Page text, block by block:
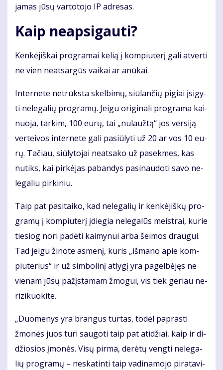
ja­mas jū­sų var­to­to­jo IP ad­re­sas.
Kaip ne­ap­si­gau­ti?
Ken­kė­jiš­kai pro­gra­mai ke­lią į kom­piu­te­rį ga­li at­ver­ti
ne vien ne­at­sar­gūs vai­kai ar anū­kai.
In­ter­ne­te ne­trūks­ta skel­bi­mų, siū­lan­čių pi­giai įsi­gy­
ti ne­le­ga­lių pro­gra­mų. Jei­gu ori­gi­na­li pro­gra­ma kai­
nuo­ja, tar­kim, 100 eu­rų, tai „nu­lauž­tą“ jos ver­si­ją
ver­tei­vos in­ter­ne­te ga­li pa­siū­ly­ti už 20 ar vos 10 eu­
rų. Ta­čiau, siū­ly­to­jai ne­at­sa­ko už pa­sek­mes, kas
nu­tiks, kai pir­kė­jas pa­ban­dys pa­si­nau­do­ti sa­vo ne­
le­ga­liu pir­ki­niu.
Taip pat pa­si­tai­ko, kad ne­le­ga­lių ir ken­kė­jiš­kų pro­
gra­mų į kom­piu­te­rį įdie­gia ne­le­ga­lūs meist­rai, ku­rie
tie­siog no­ri pa­dė­ti kai­my­nui ar­ba šei­mos drau­gui.
Tad jei­gu ži­no­te as­me­nį, ku­ris „iš­ma­no apie kom­
piu­te­rius“ ir už sim­bo­li­nį at­ly­gį yra pa­gel­bė­jęs ne
vie­nam jū­sų pa­žįs­ta­mam žmo­gui, vis tiek ge­riau ne­
ri­zi­kuo­ki­te.
„Duo­me­nys yra bran­gus tur­tas, to­dėl pa­pras­ti
žmo­nės juos tu­ri sau­go­ti taip pat ati­džiai, kaip ir di­
džio­sios įmo­nės. Vi­sų pir­ma, de­rė­tų veng­ti ne­le­ga­
lių pro­gra­mų – ne­ska­tin­ti taip va­di­na­mo­jo pi­ra­ta­vi­